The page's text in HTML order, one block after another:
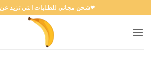
للمحتوى
❤شحن مجاني للطلبات التي تزيد عن 99❤